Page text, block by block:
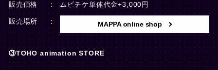
販売価格 ムビチケ単体代金+3,000円
販売場所 MAPPA online shop
③TOHO animation STORE